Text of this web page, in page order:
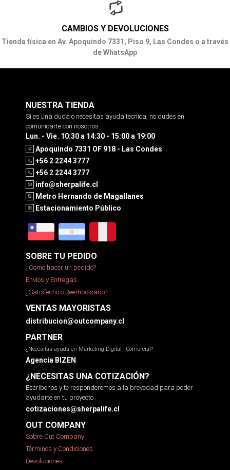
CAMBIOS Y DEVOLUCIONES
Tienda física en Av. Apoquindo 7331, Piso 9, Las Condes o a través
de WhatsApp
NUESTRA TIENDA
Si es una duda o necesitas ayuda tecnica, no dudes en
comunicarte con nosotros
Lun. - Vie. 10:30 a 14:30 - 15:00 a 19:00
Apoquindo 7331 OF 918 - Las Condes
+56 2 2244 3777
+56 2 2244 3777
info@sherpalife.cl
Metro Hernando de Magallanes
Estacionamiento Público
SOBRE TU PEDIDO
¿Cómo hacer un pedido?
Envíos y Entregas
¿Satisfecho o Reembolsado?
VENTAS MAYORISTAS
distribucion@outcompany.cl
PARTNER
¿Necesitas ayuda en Marketing Digital - Comercial?
Agencia BIZEN
¿NECESITAS UNA COTIZACIÓN?
Escríbenos y te responderemos a la brevedad para poder
ayudarte en tu proyecto.
cotizaciones@sherpalife.cl
OUT COMPANY
Sobre Out Company
Términos y Condiciones
Devoluciones